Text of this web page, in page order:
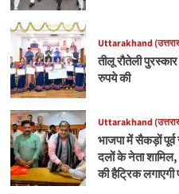
Uttarakhand
तीलू रौतेली
रुपये की
Uttarakhand
भाजपा में सैकड़ों
दलों के नेता
की हैट्रिक लगाएगी